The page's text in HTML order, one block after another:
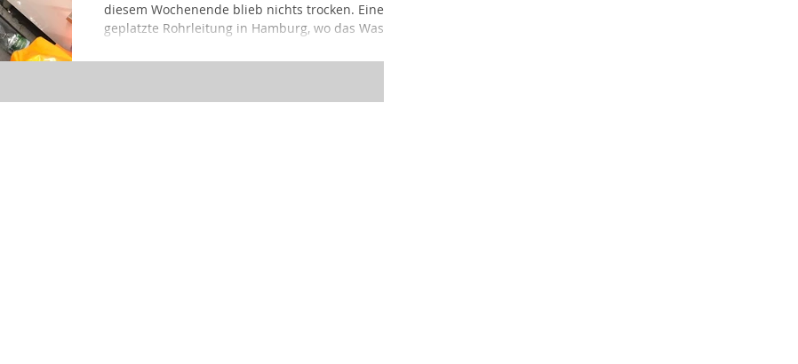
diesem Wochenende blieb nichts trocken. Eine
geplatzte Rohrleitung in Hamburg, wo das Wasser